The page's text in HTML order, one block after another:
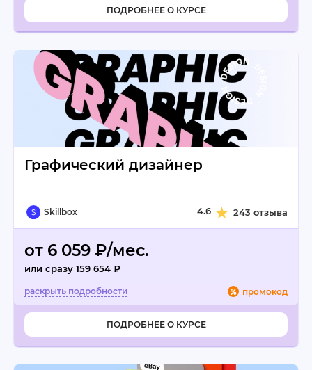
ПОДРОБНЕЕ О КУРСЕ
Графический дизайнер
Skillbox 4.6 243 отзыва
от 6 059 ₽/мес.
или сразу 159 654 ₽
промокод
ПОДРОБНЕЕ О КУРСЕ